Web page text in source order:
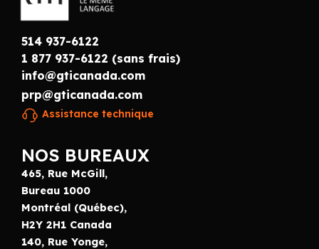
514 937-6122
1 877 937-6122 (sans frais)
info@gticanada.com
prp@gticanada.com
Assistance technique
NOS BUREAUX
465, Rue McGill,
Bureau 1000
Montréal (Québec),
H2Y 2H1 Canada
140, Rue Yonge,